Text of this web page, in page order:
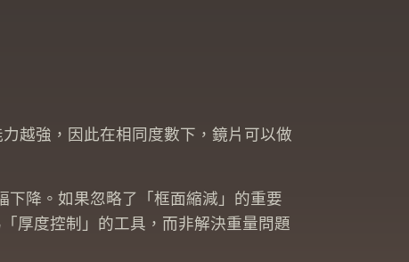
越強，因此在相同度數下，鏡片可以做
降。如果忽略了「框面縮減」的重要
厚度控制」的工具，而非解決重量問題